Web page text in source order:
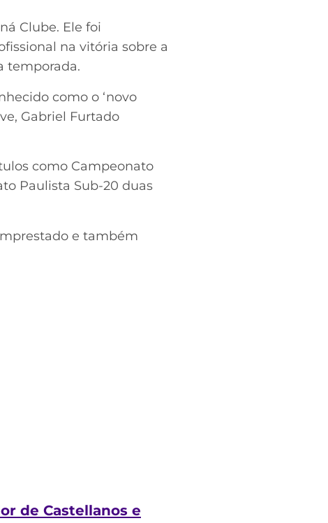
Clube. Ele foi
na vitória sobre a
temporada.
como o ‘novo
Gabriel Furtado
como Campeonato
Paulista Sub-20 duas
e também
de Castellanos e